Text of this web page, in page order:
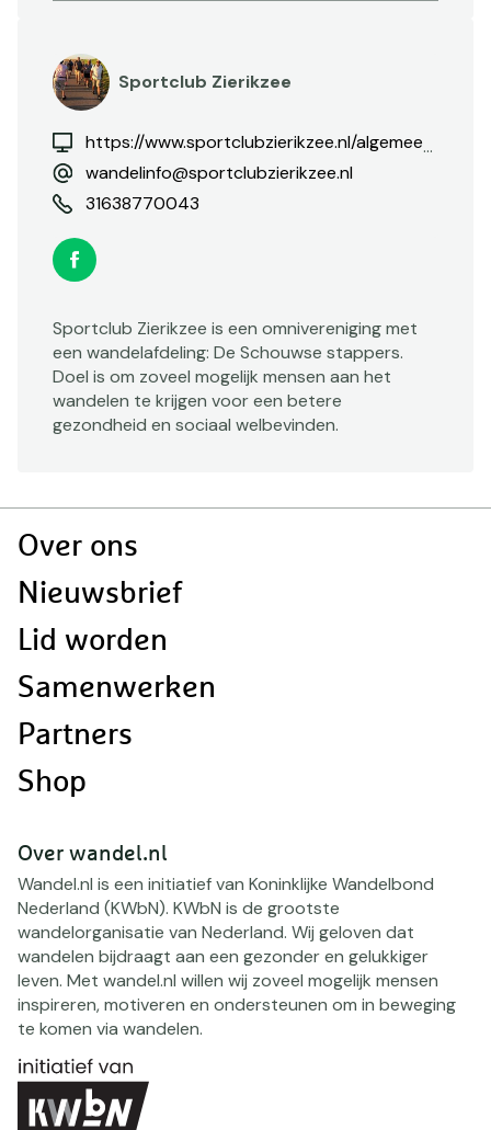
Sportclub Zierikzee
https://www.sportclubzierikzee.nl/algemeen/wandelen/wekelijkse-wandelingen/
wandelinfo@sportclubzierikzee.nl
31638770043
Facebook
Sportclub Zierikzee is een omnivereniging met
een wandelafdeling: De Schouwse stappers.
Doel is om zoveel mogelijk mensen aan het
wandelen te krijgen voor een betere
gezondheid en sociaal welbevinden.
Doormat
Over ons
Nieuwsbrief
Lid worden
Samenwerken
Partners
Shop
Over wandel.nl
Wandel.nl is een initiatief van Koninklijke Wandelbond
Nederland (KWbN). KWbN is de grootste
wandelorganisatie van Nederland. Wij geloven dat
wandelen bijdraagt aan een gezonder en gelukkiger
leven. Met wandel.nl willen wij zoveel mogelijk mensen
inspireren, motiveren en ondersteunen om in beweging
te komen via wandelen.